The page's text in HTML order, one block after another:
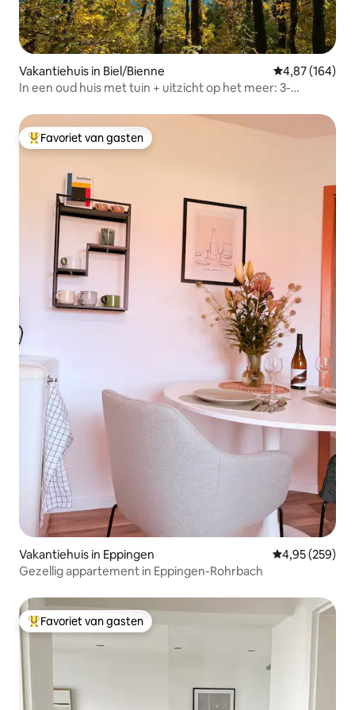
Vakantiehuis in Biel/Bienne Gemiddelde
4,87 (164)
In een oud huis met tuin + uitzicht op het meer: 3-
Topfavoriet van gasten
Favoriet van gasten
Vakantiehuis in Eppingen Gemiddelde
4,95 (259)
Gezellig appartement in Eppingen-Rohrbach
Topfavoriet van gasten
Favoriet van gasten